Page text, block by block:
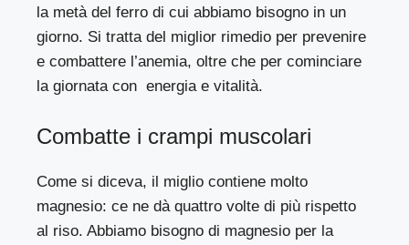
la metà del ferro di cui abbiamo bisogno in un
giorno. Si tratta del miglior rimedio per prevenire
e combattere l’anemia, oltre che per cominciare
la giornata con energia e vitalità.
Combatte i crampi muscolari
Come si diceva, il miglio contiene molto
magnesio: ce ne dà quattro volte di più rispetto
al riso. Abbiamo bisogno di magnesio per la